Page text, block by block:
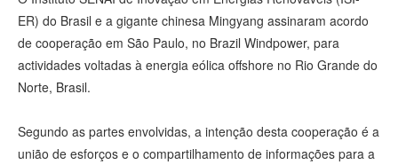
ER) do Brasil e a gigante chinesa Mingyang assinaram acordo
de cooperação em São Paulo, no Brazil Windpower, para
actividades voltadas à energia eólica offshore no Rio Grande do
Norte, Brasil.
Segundo as partes envolvidas, a intenção desta cooperação é a
união de esforços e o compartilhamento de informações para a